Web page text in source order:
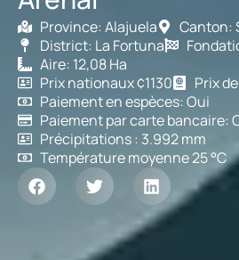
Province: Alajuela
Canton:
District: La Fortuna
Aire: 12,08 Ha
Prix nationaux ¢1130
Prix
Paiement en espèces: Oui
Paiement par carte bancaire:
Précipitations : 3.992 mm
Température moyenne 25 °C